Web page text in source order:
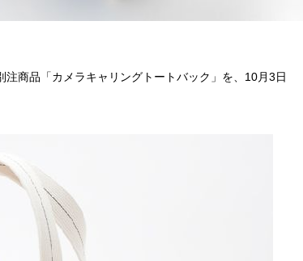
商品「カメラキャリングトートバック」を、10月3日